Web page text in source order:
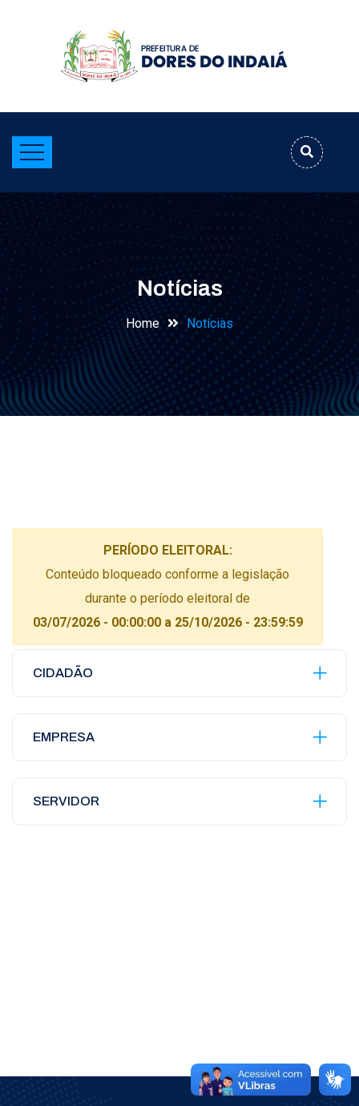
Notícias
Home Notícias
PERÍODO ELEITORAL:
Conteúdo bloqueado conforme a legislação
durante o período eleitoral de
03/07/2026 - 00:00:00 a 25/10/2026 - 23:59:59
CIDADÃO
EMPRESA
SERVIDOR